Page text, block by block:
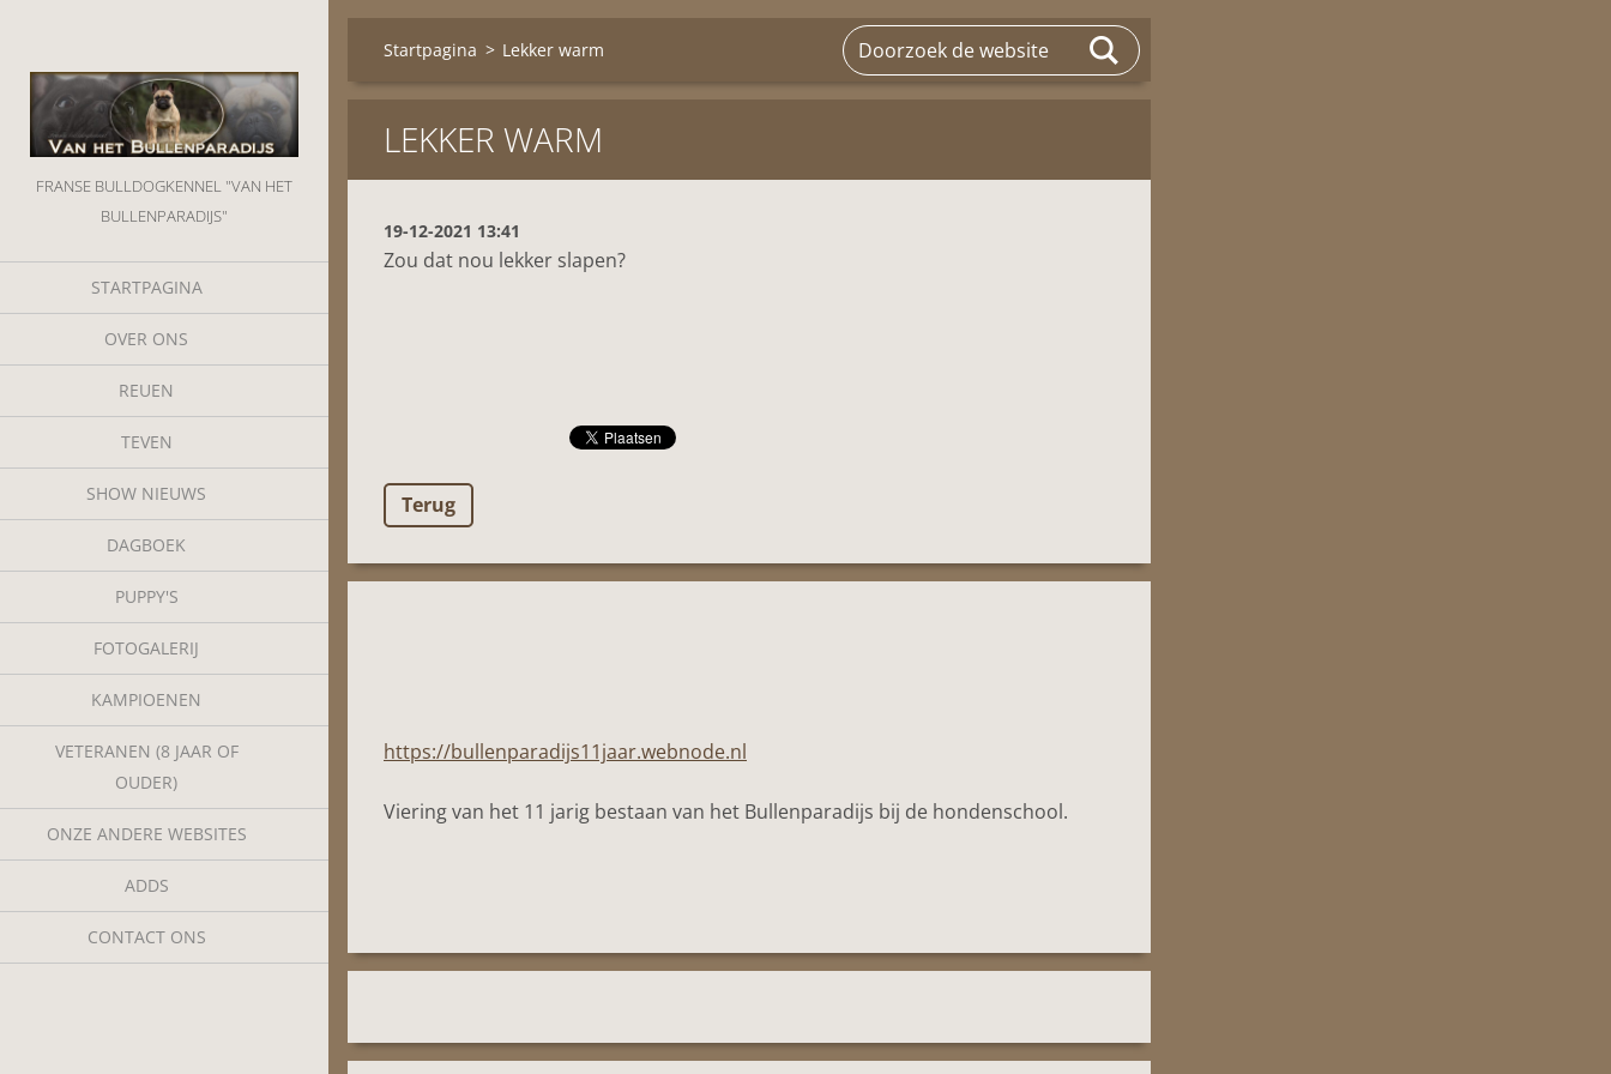
FRANSE BULLDOGKENNEL "VAN HET
BULLENPARADIJS"
STARTPAGINA
OVER ONS
REUEN
TEVEN
SHOW NIEUWS
DAGBOEK
PUPPY'S
FOTOGALERIJ
KAMPIOENEN
VETERANEN (8 JAAR OF
OUDER)
ONZE ANDERE WEBSITES
ADDS
CONTACT ONS
Startpagina > Lekker warm
LEKKER WARM
19-12-2021 13:41
Zou dat nou lekker slapen?
Terug
https://bullenparadijs11jaar.webnode.nl
Viering van het 11 jarig bestaan van het Bullenparadijs bij de hondenschool.